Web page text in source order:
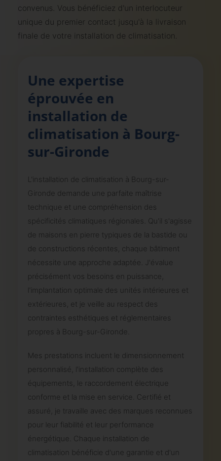
convenus. Vous bénéficiez d'un interlocuteur
unique du premier contact jusqu'à la livraison
finale de votre installation de climatisation.
Une expertise
éprouvée en
installation de
climatisation à Bourg-
sur-Gironde
L'installation de climatisation à Bourg-sur-
Gironde demande une parfaite maîtrise
technique et une compréhension des
spécificités climatiques régionales. Qu'il s'agisse
de maisons en pierre typiques de la bastide ou
de constructions récentes, chaque bâtiment
nécessite une approche adaptée. J'évalue
précisément vos besoins en puissance,
l'implantation optimale des unités intérieures et
extérieures, et je veille au respect des
contraintes esthétiques et réglementaires
propres à Bourg-sur-Gironde.
Mes prestations incluent le dimensionnement
personnalisé, l'installation complète des
équipements, le raccordement électrique
conforme et la mise en service. Certifié et
assuré, je travaille avec des marques reconnues
pour leur fiabilité et leur performance
énergétique. Chaque installation de
climatisation bénéficie d'une garantie et d'un